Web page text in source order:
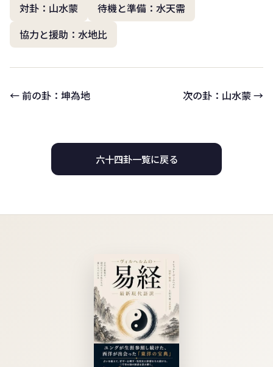
対卦：山水蒙
待機と準備：水天需
協力と援助：水地比
← 前の卦：坤為地 次の卦：山水蒙 →
六十四卦一覧に戻る